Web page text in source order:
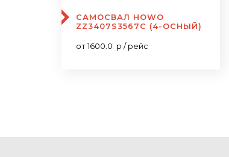
САМОСВАЛ HOWO
ZZ3407S3567C (4-ОСНЫЙ)
от 1600.0 р / рейс